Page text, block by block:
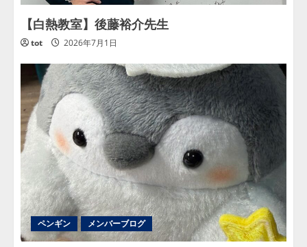
【白熱教室】後藤裕介先生
tot 2026年7月1日
ペンギン メンバーブログ